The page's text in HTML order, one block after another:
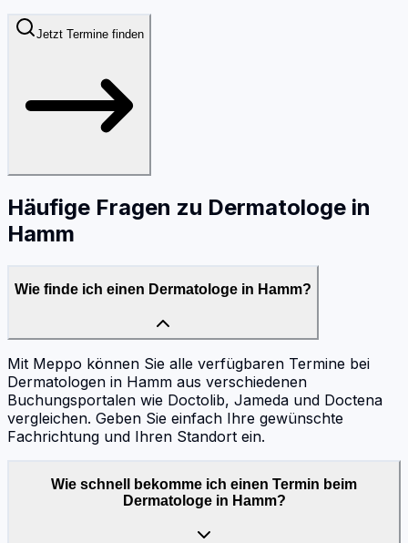
Jetzt Termine finden
Häufige Fragen zu Dermatologe in
Hamm
Wie finde ich einen Dermatologe in Hamm?
Mit Meppo können Sie alle verfügbaren Termine bei
Dermatologen in Hamm aus verschiedenen
Buchungsportalen wie Doctolib, Jameda und Doctena
vergleichen. Geben Sie einfach Ihre gewünschte
Fachrichtung und Ihren Standort ein.
Wie schnell bekomme ich einen Termin beim
Dermatologe in Hamm?